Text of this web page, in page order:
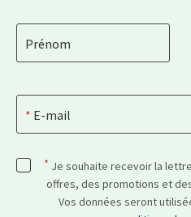
Prénom
E-mail
* Je souhaite recevoir la
offres, des promotions et
Vos données seront